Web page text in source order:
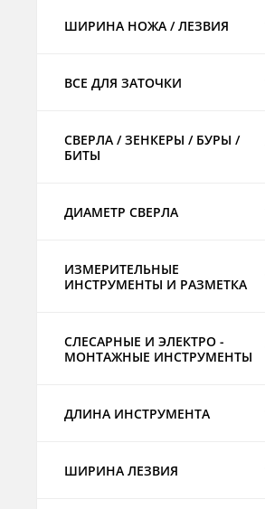
ШИРИНА НОЖА / ЛЕЗВИЯ
ВСЕ ДЛЯ ЗАТОЧКИ
СВЕРЛА / ЗЕНКЕРЫ / БУРЫ /
БИТЫ
ДИАМЕТР СВЕРЛА
ИЗМЕРИТЕЛЬНЫЕ
ИНСТРУМЕНТЫ И РАЗМЕТКА
СЛЕСАРНЫЕ И ЭЛЕКТРО -
МОНТАЖНЫЕ ИНСТРУМЕНТЫ
ДЛИНА ИНСТРУМЕНТА
ШИРИНА ЛЕЗВИЯ